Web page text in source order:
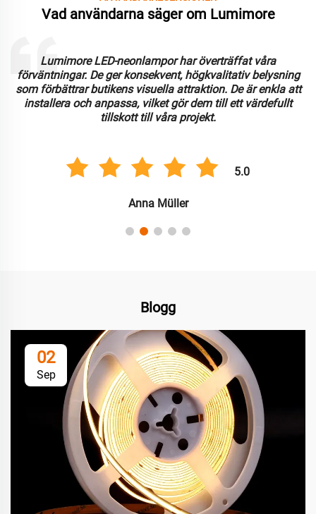
Vad användarna säger om Lumimore
Lumimore LED-neonlampor har överträffat våra
förväntningar. De ger konsekvent, högkvalitativ belysning
som förbättrar butikens visuella attraktion. De är enkla att
installera och anpassa, vilket gör dem till ett värdefullt
tillskott till våra projekt.
5.0
Anna Müller
Blogg
02
Sep